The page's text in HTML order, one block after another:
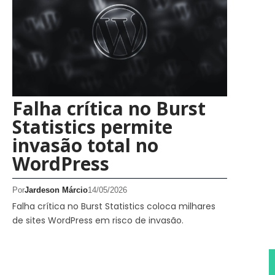
Falha crítica no Burst
Statistics permite
invasão total no
WordPress
PorJardeson Márcio14/05/2026
Falha crítica no Burst Statistics coloca milhares
de sites WordPress em risco de invasão.